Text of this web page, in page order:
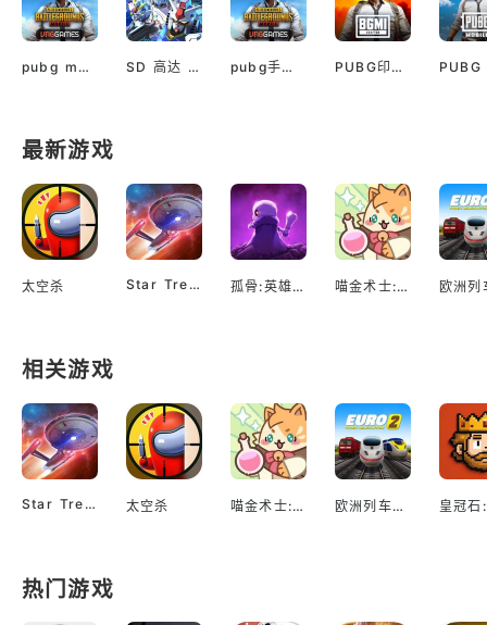
pubg mobile最新版本 SD 高达 G世代 永恒（国际服） pubg手游越南服最新版 PUBG印服手机安卓版
最新游戏
太空杀 Star Trek™ Fleet Command 孤骨:英雄杀手 喵金术士:猫咪合并大亨
相关游戏
Star Trek™ Fleet Command 太空杀 喵金术士:猫咪合并大亨 欧洲列车模拟2
热门游戏